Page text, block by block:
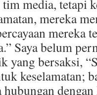
media, tetapi
mereka
mereka
Saya belum
yang bersaksi,
keselamatan;